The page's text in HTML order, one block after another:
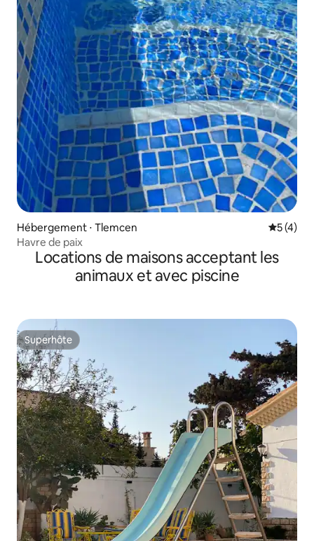
Hébergement ⋅ Tlemcen
5 (4)
Havre de paix
Locations de maisons acceptant les
animaux et avec piscine
Superhôte
Superhôte